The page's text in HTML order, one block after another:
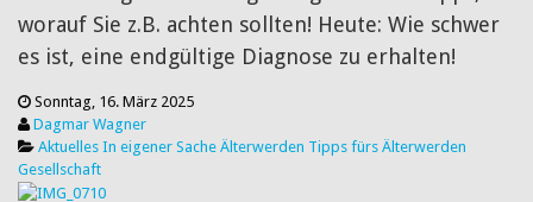
worauf Sie z.B. achten sollten! Heute: Wie schwer
es ist, eine endgültige Diagnose zu erhalten!
Sonntag, 16. März 2025
Dagmar Wagner
Aktuelles In eigener Sache Älterwerden Tipps fürs Älterwerden
Gesellschaft